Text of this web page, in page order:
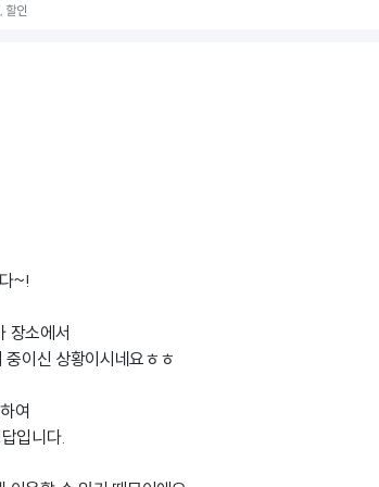
할인
~!
장소에서
이신 상황이시네요ㅎㅎ
여
입니다.